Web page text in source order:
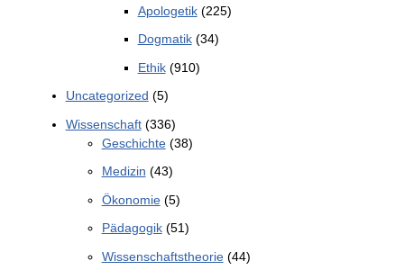
Apologetik(225)
Dogmatik(34)
Ethik(910)
Uncategorized (5)
Wissenschaft(336)
Geschichte(38)
Medizin (43)
Ökonomie(5)
Pädagogik(51)
Wissenschaftstheorie(44)